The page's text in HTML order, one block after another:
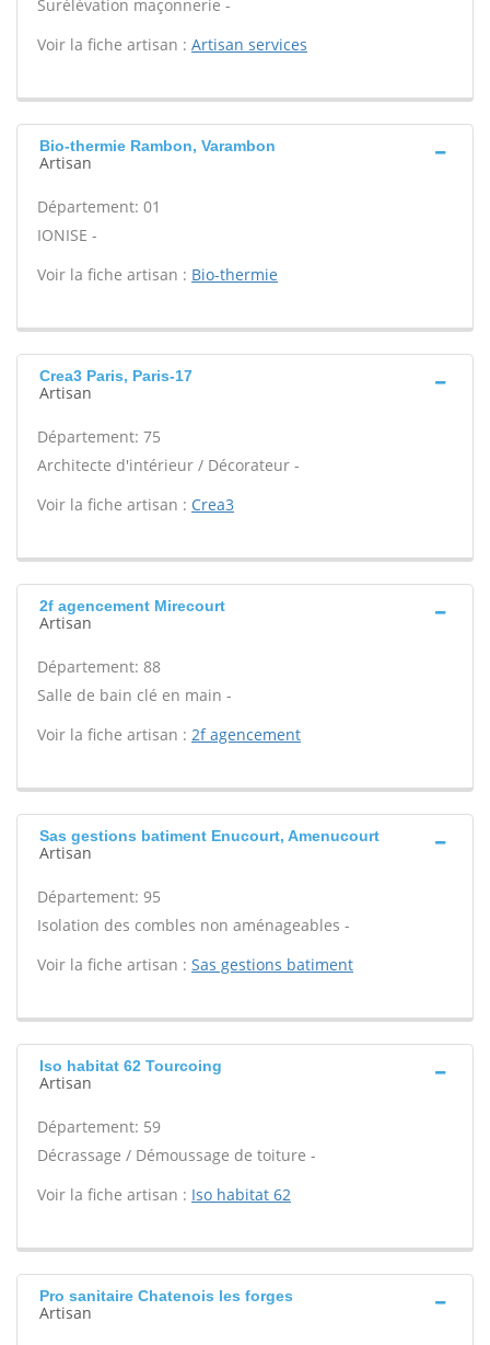
Surélévation maçonnerie -
Voir la fiche artisan : Artisan services
Bio-thermie Rambon, Varambon
Artisan
Département: 01
IONISE -
Voir la fiche artisan : Bio-thermie
Crea3 Paris, Paris-17
Artisan
Département: 75
Architecte d'intérieur / Décorateur -
Voir la fiche artisan : Crea3
2f agencement Mirecourt
Artisan
Département: 88
Salle de bain clé en main -
Voir la fiche artisan : 2f agencement
Sas gestions batiment Enucourt, Amenucourt
Artisan
Département: 95
Isolation des combles non aménageables -
Voir la fiche artisan : Sas gestions batiment
Iso habitat 62 Tourcoing
Artisan
Département: 59
Décrassage / Démoussage de toiture -
Voir la fiche artisan : Iso habitat 62
Pro sanitaire Chatenois les forges
Artisan